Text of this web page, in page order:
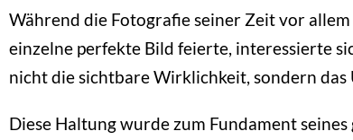
Während die Fotografie seiner Zeit vor
einzelne perfekte Bild feierte, interessierte
nicht die sichtbare Wirklichkeit, sondern
Diese Haltung wurde zum Fundament